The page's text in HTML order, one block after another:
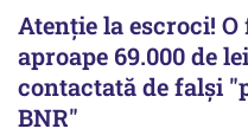
Atenție la escroci!
aproape 69.000 de
contactată de falși
BNR"